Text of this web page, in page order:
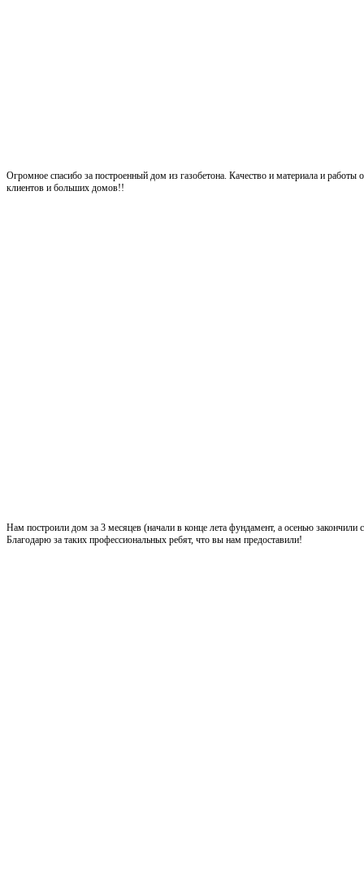
Огромное спасибо за построенный дом из газобетона. Качество и материала и
клиентов и больших домов!!
Нам построили дом за 3 месяцев (начали в конце лета фундамент, а осенью
Благодарю за таких профессиональных ребят, что вы нам предоставили!